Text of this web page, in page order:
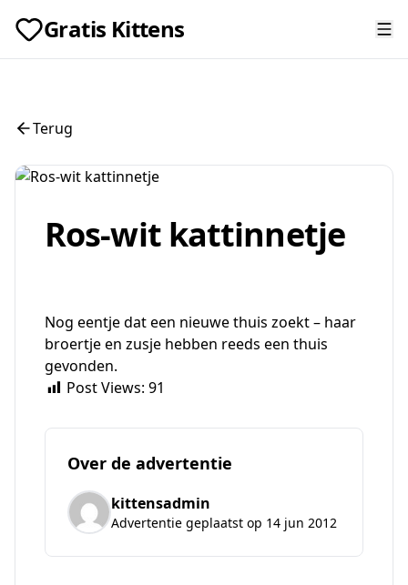
Gratis Kittens
Terug
Ros-wit kattinnetje
Nog eentje dat een nieuwe thuis zoekt – haar
broertje en zusje hebben reeds een thuis
gevonden.
Post Views: 91
Over de advertentie
kittensadmin
Advertentie geplaatst op 14 jun 2012